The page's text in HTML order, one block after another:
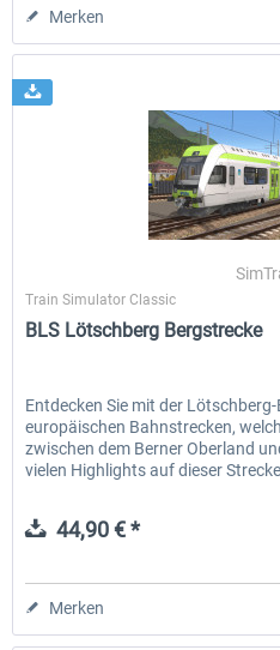
Merken
Train Simulator Classic
BLS Lötschberg Bergstrecke
Entdecken Sie mit der
europäischen Bahnstrecken,
zwischen dem Berner Oberland
vielen Highlights auf dieser
44,90 € *
Merken